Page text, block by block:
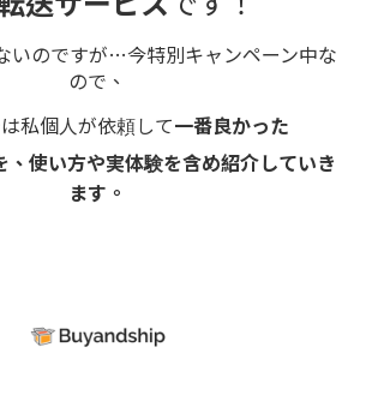
いのですが…今特別キャンペーン中な
ので、
私個人が依頼して一番良かった
、使い方や実体験を含め紹介していき
ます。